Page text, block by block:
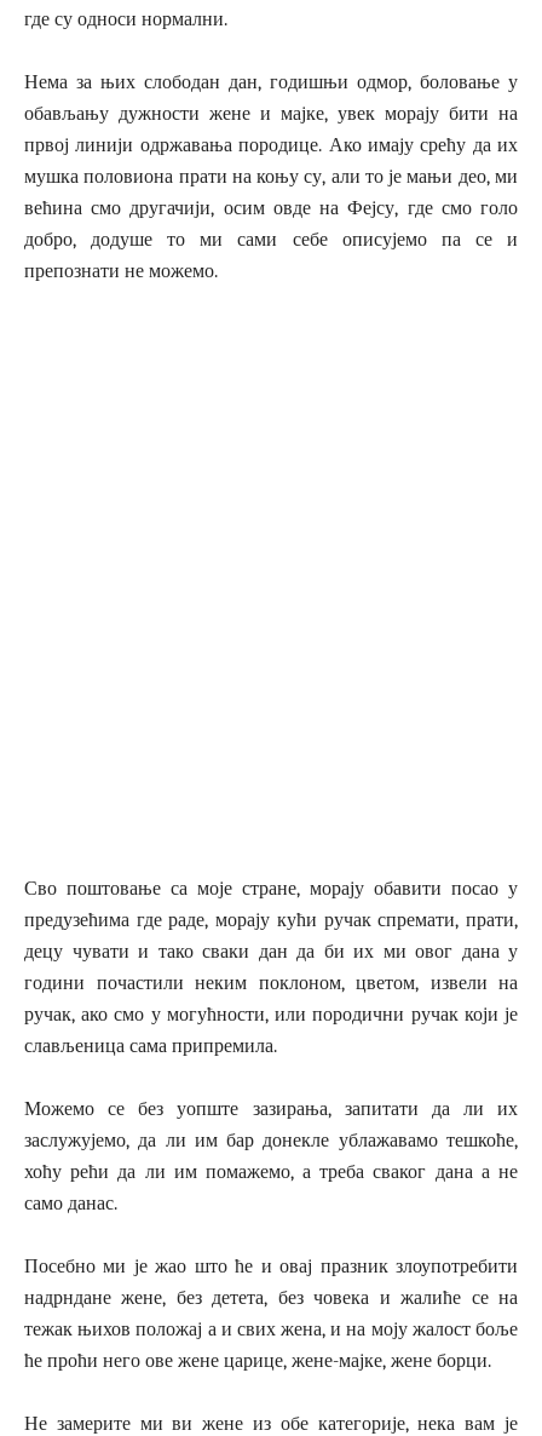
где су односи нормални.
Нема за њих слободан дан, годишњи одмор, боловање у
обављању дужности жене и мајке, увек морају бити на
првој линији одржавања породице. Ако имају срећу да их
мушка половиона прати на коњу су, али то је мањи део, ми
већина смо другачији, осим овде на Фејсу, где смо голо
добро, додуше то ми сами себе описујемо па се и
препознати не можемо.
Сво поштовање са моје стране, морају обавити посао у
предузећима где раде, морају кући ручак спремати, прати,
децу чувати и тако сваки дан да би их ми овог дана у
години почастили неким поклоном, цветом, извели на
ручак, ако смо у могућности, или породични ручак који је
слављеница сама припремила.
Можемо се без уопште зазирања, запитати да ли их
заслужујемо, да ли им бар донекле ублажавамо тешкоће,
хоћу рећи да ли им помажемо, а треба сваког дана а не
само данас.
Посебно ми је жао што ће и овај празник злоупотребити
надрндане жене, без детета, без човека и жалиће се на
тежак њихов положај а и свих жена, и на моју жалост боље
ће проћи него ове жене царице, жене-мајке, жене борци.
Не замерите ми ви жене из обе категорије, нека вам је